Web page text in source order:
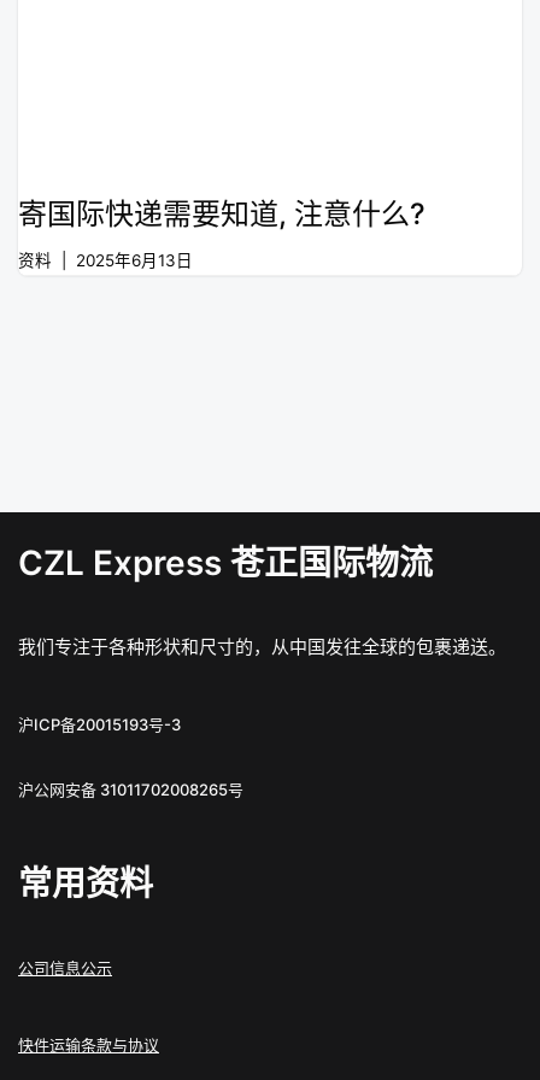
寄国际快递需要知道, 注意什么?
资料 2025年6月13日
CZL Express 苍正国际物流
我们专注于各种形状和尺寸的，从中国发往全球的包裹递送。
沪ICP备20015193号-3
沪公网安备 31011702008265号
常用资料
公司信息公示
快件运输条款与协议